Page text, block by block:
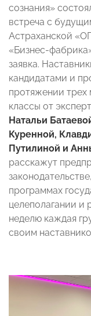
сознания»
встреча с
Астраханской
«Бизнес-
заявка.
кандидатами и
протяжении трех
классы от
Натальи
Куренной,
Путилиной и
расскажут
программах
целеполагании и
неделю каждая
своим